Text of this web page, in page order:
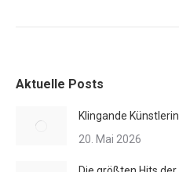
Aktuelle Posts
Klingande
20. Mai 2026